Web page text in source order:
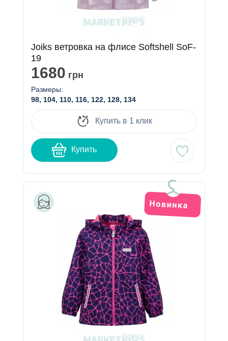
Joiks ветровка на флисе Softshell SoF-
19
1680 грн
Размеры:
98, 104, 110, 116, 122, 128, 134
Купить в 1 клик
Купить